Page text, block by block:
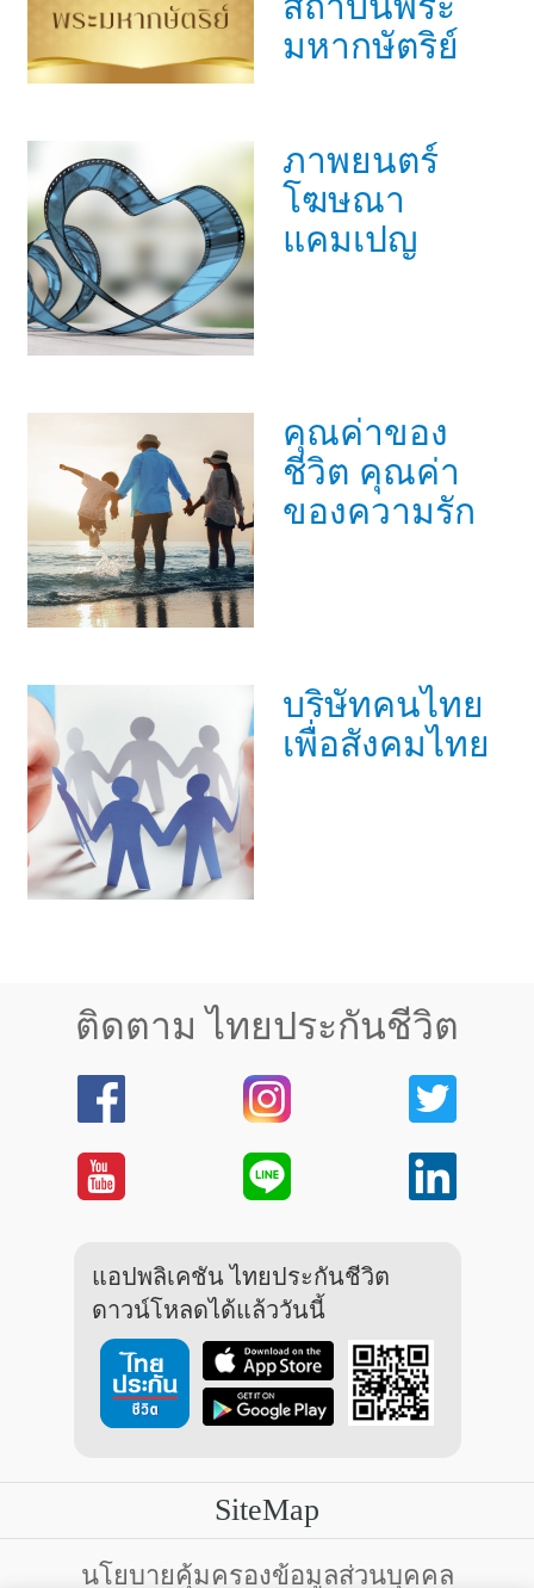
มหากษัตริย์
ภาพยนตร์
โฆษณา
แคมเปญ
คุณค่าของ
ชีวิต คุณค่า
ของความรัก
บริษัทคนไทย
เพื่อสังคมไทย
ติดตาม ไทยประกันชีวิต
แอปพลิเคชัน ไทยประกันชีวิต
ดาวน์โหลดได้แล้ววันนี้
SiteMap
บริการลูกค้า
นโยบายคุ้มครองข้อมูลส่วนบุคคล